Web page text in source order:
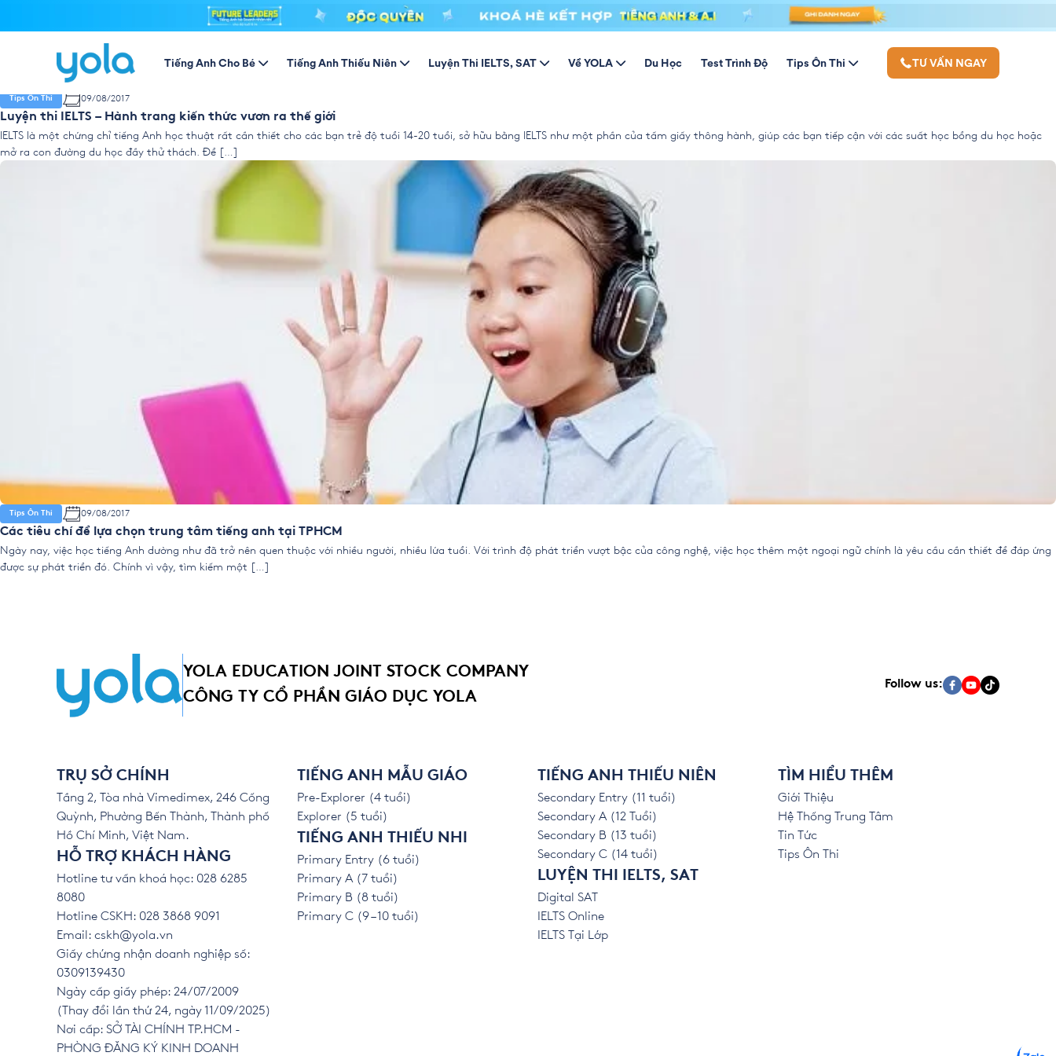
Tiếng Anh Cho Bé Tiếng Anh Thiếu Niên Luyện Thi IELTS, SAT Về YOLA Du Học Test Trình Độ Tips Ôn Thi TƯ VẤN NGAY
Tầm quan trọng của khoá học IELTS cho tương lai rộng mở
Đã từ lâu tiếng Anh trở thành thứ tiếng của toàn cầu, nhất là ở những nước đang phát triển, thì tiếng Anh trở thành một môn không thể thiếu trong hệ thống giáo dục, nhằm trang bị cho thế hệ trẻ những hành
trang hội nhập với toàn cầu, mang đất nước đi xa […]
Tips Ôn Thi 09/08/2017
Luyện thi IELTS – Hành trang kiến thức vươn ra thế giới
IELTS là một chứng chỉ tiếng Anh học thuật rất cần thiết cho các bạn trẻ độ tuổi 14-20 tuổi, sở hữu bằng IELTS như một phần của tấm giấy thông hành, giúp các bạn tiếp cận với các suất học bổng du học hoặc
mở ra con đường du học đầy thử thách. Để […]
Tips Ôn Thi 09/08/2017
Các tiêu chí để lựa chọn trung tâm tiếng anh tại TPHCM
Ngày nay, việc học tiếng Anh dường như đã trở nên quen thuộc với nhiều người, nhiều lứa tuổi. Với trình độ phát triển vượt bậc của công nghệ, việc học thêm một ngoại ngữ chính là yêu cầu cần thiết để đáp ứng
được sự phát triển đó. Chính vì vậy, tìm kiếm một […]
YOLA EDUCATION JOINT STOCK COMPANY
CÔNG TY CỔ PHẦN GIÁO DỤC YOLA
Follow us:
TRỤ SỞ CHÍNH
Tầng 2, Tòa nhà Vimedimex, 246 Cống
Quỳnh, Phường Bến Thành, Thành phố
Hồ Chí Minh, Việt Nam.
HỖ TRỢ KHÁCH HÀNG
Hotline tư vấn khoá học: 028 6285
8080
Hotline CSKH: 028 3868 9091
Email: cskh@yola.vn
Giấy chứng nhận doanh nghiệp số:
0309139430
Ngày cấp giấy phép: 24/07/2009
(Thay đổi lần thứ 24, ngày 11/09/2025)
Nơi cấp: SỞ TÀI CHÍNH TP.HCM -
PHÒNG ĐĂNG KÝ KINH DOANH
TIẾNG ANH MẪU GIÁO
Pre-Explorer (4 tuổi)
Explorer (5 tuổi)
TIẾNG ANH THIẾU NHI
Primary Entry (6 tuổi)
Primary A (7 tuổi)
Primary B (8 tuổi)
Primary C (9 – 10 tuổi)
TIẾNG ANH THIẾU NIÊN
Secondary Entry (11 tuổi)
Secondary A (12 Tuổi)
Secondary B (13 tuổi)
Secondary C (14 tuổi)
LUYỆN THI IELTS, SAT
Digital SAT
IELTS Online
IELTS Tại Lớp
TÌM HIỂU THÊM
Giới Thiệu
Hệ Thống Trung Tâm
Tin Tức
Tips Ôn Thi